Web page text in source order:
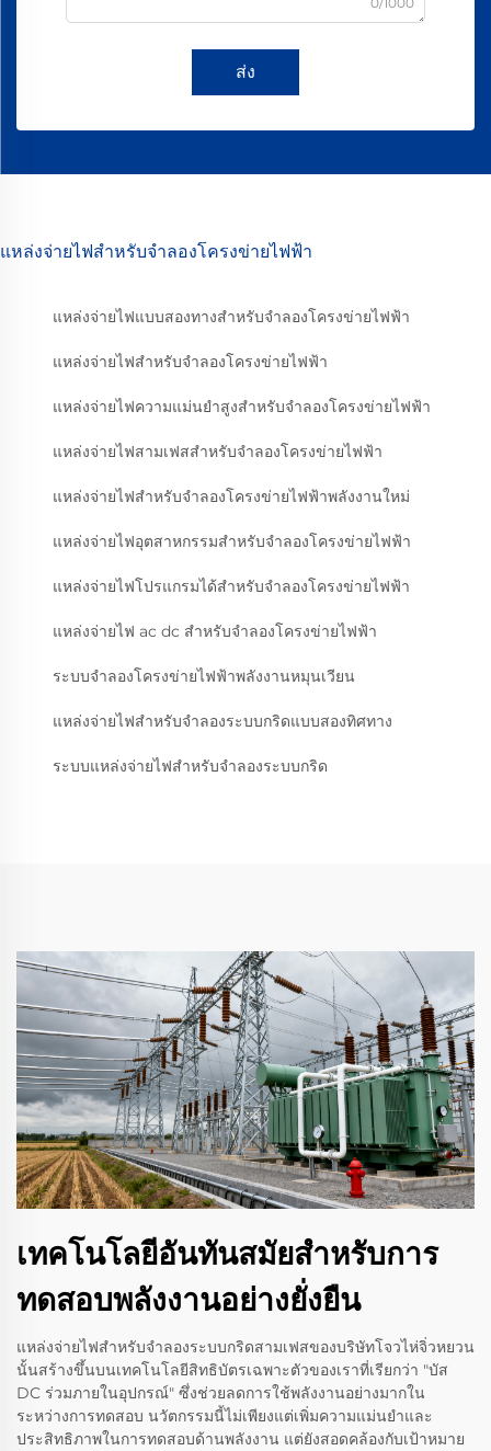
ส่ง
แหล่งจ่ายไฟสำหรับจำลองโครงข่ายไฟฟ้า
แหล่งจ่ายไฟแบบสองทางสำหรับจำลองโครงข่ายไฟฟ้า
แหล่งจ่ายไฟสำหรับจำลองโครงข่ายไฟฟ้า
แหล่งจ่ายไฟความแม่นยำสูงสำหรับจำลองโครงข่ายไฟฟ้า
แหล่งจ่ายไฟสามเฟสสำหรับจำลองโครงข่ายไฟฟ้า
แหล่งจ่ายไฟสำหรับจำลองโครงข่ายไฟฟ้าพลังงานใหม่
แหล่งจ่ายไฟอุตสาหกรรมสำหรับจำลองโครงข่ายไฟฟ้า
แหล่งจ่ายไฟโปรแกรมได้สำหรับจำลองโครงข่ายไฟฟ้า
แหล่งจ่ายไฟ ac dc สำหรับจำลองโครงข่ายไฟฟ้า
ระบบจำลองโครงข่ายไฟฟ้าพลังงานหมุนเวียน
แหล่งจ่ายไฟสำหรับจำลองระบบกริดแบบสองทิศทาง
ระบบแหล่งจ่ายไฟสำหรับจำลองระบบกริด
เทคโนโลยีอันทันสมัยสำหรับการ
ทดสอบพลังงานอย่างยั่งยืน
แหล่งจ่ายไฟสำหรับจำลองระบบกริดสามเฟสของบริษัทโจวไห่จิ่วหยวน
นั้นสร้างขึ้นบนเทคโนโลยีสิทธิบัตรเฉพาะตัวของเราที่เรียกว่า "บัส
DC ร่วมภายในอุปกรณ์" ซึ่งช่วยลดการใช้พลังงานอย่างมากใน
ระหว่างการทดสอบ นวัตกรรมนี้ไม่เพียงแต่เพิ่มความแม่นยำและ
ประสิทธิภาพในการทดสอบด้านพลังงาน แต่ยังสอดคล้องกับเป้าหมาย